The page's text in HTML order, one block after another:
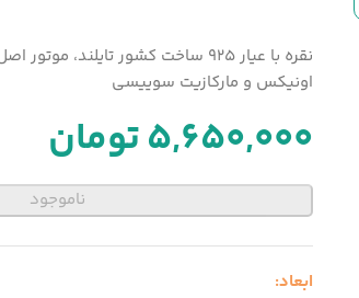
نقره با عیار 925 ساخت کشور
اونیکس و مارکازیت سوییسی
5,650,000تومان
ناموجود
ابعاد: